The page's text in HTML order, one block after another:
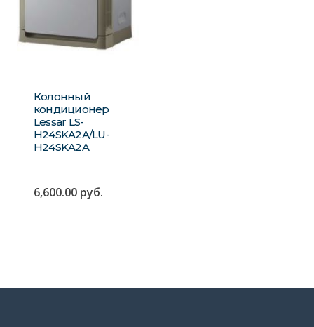
Колонный
кондиционер
Lessar LS-
H24SKA2A/LU-
H24SKA2A
6,600.00 руб.